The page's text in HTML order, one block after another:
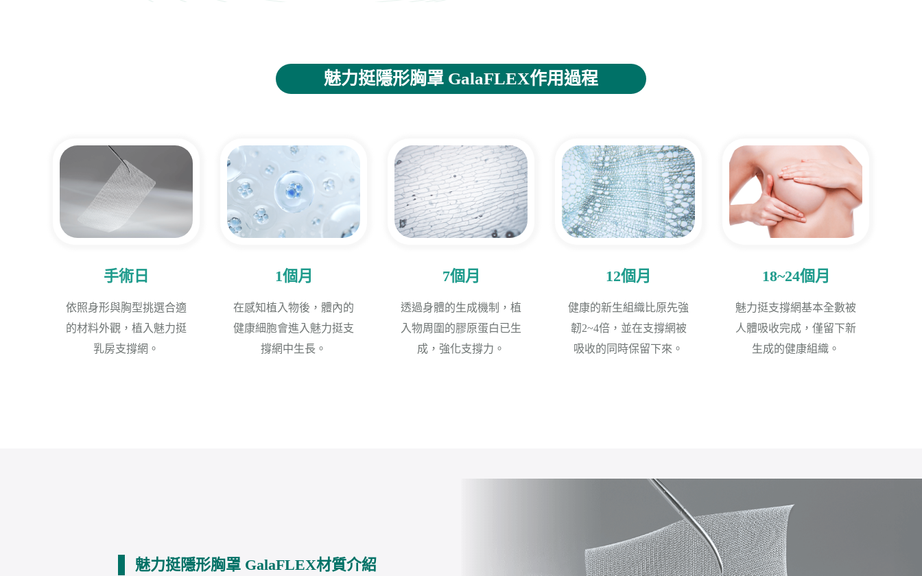
魅力挺隱形胸罩 GalaFLEX作用過程
手術日
依照身形與胸型挑選合適
的材料外觀，植入魅力挺
乳房支撐網。
1個月
在感知植入物後，體內的
健康細胞會進入魅力挺支
撐網中生長。
7個月
透過身體的生成機制，植
入物周圍的膠原蛋白已生
成，強化支撐力。
12個月
健康的新生組織比原先強
韌2~4倍，並在支撐網被
吸收的同時保留下來。
18~24個月
魅力挺支撐網基本全數被
人體吸收完成，僅留下新
生成的健康組織。
魅力挺隱形胸罩 GalaFLEX材質介紹